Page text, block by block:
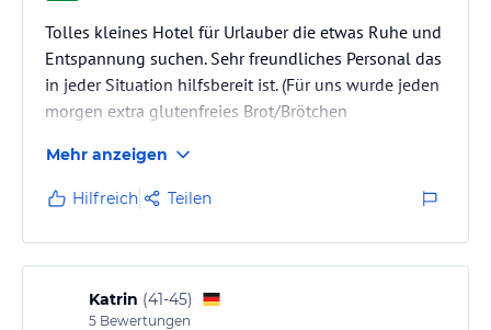
Tolles kleines Hotel für Urlauber die etwas Ruhe und
Entspannung suchen. Sehr freundliches Personal das
in jeder Situation hilfsbereit ist. (Für uns wurde jeden
morgen extra glutenfreies Brot/Brötchen
Gast..
Mehr anzeigen
Hilfreich Teilen
Katrin (41-45)
5 Bewertungen